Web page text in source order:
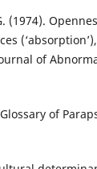
(1974).
of
of